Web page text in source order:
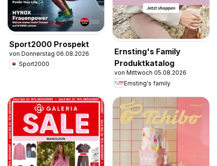
Sport2000 Prospekt
von Donnerstag 06.08.2026
Sport2000
Ernsting's Family
Produktkatalog
von Mittwoch 05.08.2026
Ernsting's family